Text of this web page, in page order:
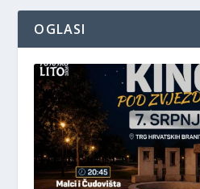
OGLASI